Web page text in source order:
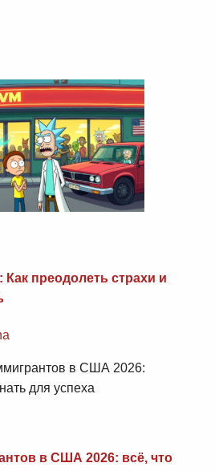
преодолеть страхи и
в США 2026: всё, что